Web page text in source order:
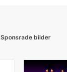
Sponsrade bilder